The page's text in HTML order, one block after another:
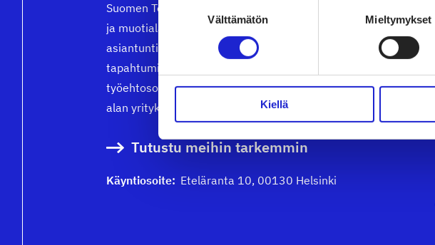
Välttämätön Mieltymykset
Kiellä
Suomen Tekstiili & Muoti ry on tekstiili-, vaate-
ja muotialan yritysten etujärjestö, joka tarjoaa
asiantuntijapalveluita, koulutusta ja
tapahtumia. Neuvottelemme
työehtosopimukset, joita noudattavat kaikki
alan yritykset.
Tutustu meihin tarkemmin
Käyntiosoite: Eteläranta 10, 00130 Helsinki